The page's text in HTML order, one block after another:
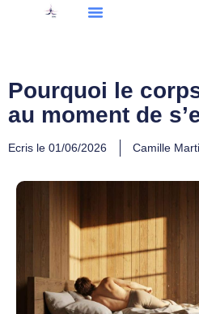
Pourquoi le
au moment de
Ecris le 01/06/2026 Camille